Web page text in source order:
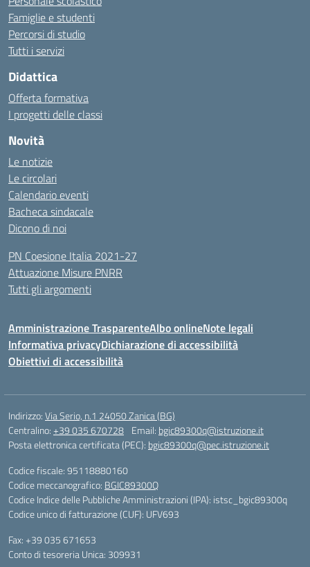
Famiglie e studenti
Percorsi di studio
Tutti i servizi
Didattica
Offerta formativa
I progetti delle classi
Novità
Le notizie
Le circolari
Calendario eventi
Bacheca sindacale
Dicono di noi
PN Coesione Italia 2021-27
Attuazione Misure PNRR
Tutti gli argomenti
Amministrazione TrasparenteAlbo onlineNote legali
Informativa privacyDichiarazione di accessibilità
Obiettivi di accessibilità
Indirizzo:Via Serio, n.1 24050 Zanica (BG)
Centralino:+39 035 670728 Email: bgic89300q@istruzione.it
Posta elettronica certificata (PEC): bgic89300q@pec.istruzione.it
Codice fiscale: 95118880160
Codice meccanografico: BGIC89300Q
Codice Indice delle Pubbliche Amministrazioni (IPA): istsc_bgic89300q
Codice unico di fatturazione (CUF): UFV693
Fax: +39 035 671653
Conto di tesoreria Unica: 309931